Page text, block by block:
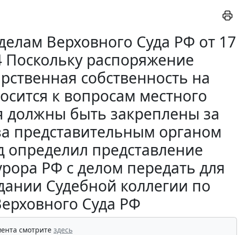
Верховного Суда РФ от 17
распоряжение
собственность на
к вопросам местного
быть закреплены за
представительным органом
определил представление
РФ с делом передать для
Судебной коллегии по
Суда РФ
смотрите здесь